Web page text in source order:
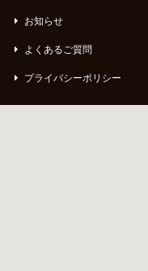
お知らせ
よくあるご質問
プライバシーポリシー